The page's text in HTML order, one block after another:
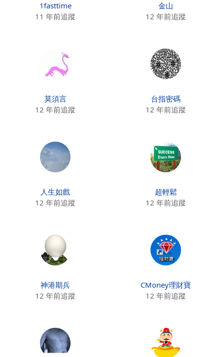
1fasttime
11 年前追蹤
金山
12 年前追蹤
莫須言
12 年前追蹤
台指密碼
12 年前追蹤
人生如戲
12 年前追蹤
超輕鬆
12 年前追蹤
神港期兵
12 年前追蹤
CMoney理財寶
12 年前追蹤